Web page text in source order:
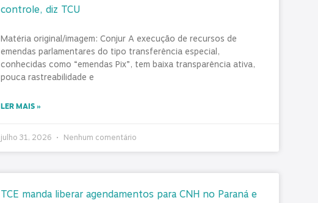
controle, diz TCU
Matéria original/imagem: Conjur A execução de recursos de
emendas parlamentares do tipo transferência especial,
conhecidas como “emendas Pix”, tem baixa transparência ativa,
pouca rastreabilidade e
LER MAIS »
julho 31, 2026 Nenhum comentário
TCE manda liberar agendamentos para CNH no Paraná e